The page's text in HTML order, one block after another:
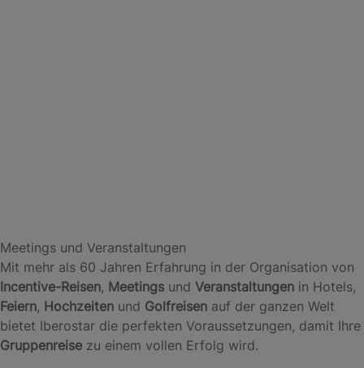
Meetings und Veranstaltungen
Mit mehr als 60 Jahren Erfahrung in der Organisation von
Incentive-Reisen, Meetings und Veranstaltungen in Hotels,
Feiern, Hochzeiten und Golfreisen auf der ganzen Welt
bietet Iberostar die perfekten Voraussetzungen, damit Ihre
Gruppenreise zu einem vollen Erfolg wird.